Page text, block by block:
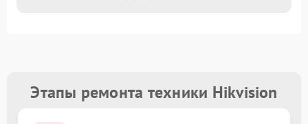
Этапы ремонта техники Hikvision